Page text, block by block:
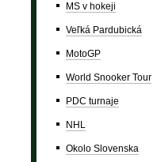
MS v hokeji
Veľká Pardubická
MotoGP
World Snooker Tour
PDC turnaje
NHL
Okolo Slovenska